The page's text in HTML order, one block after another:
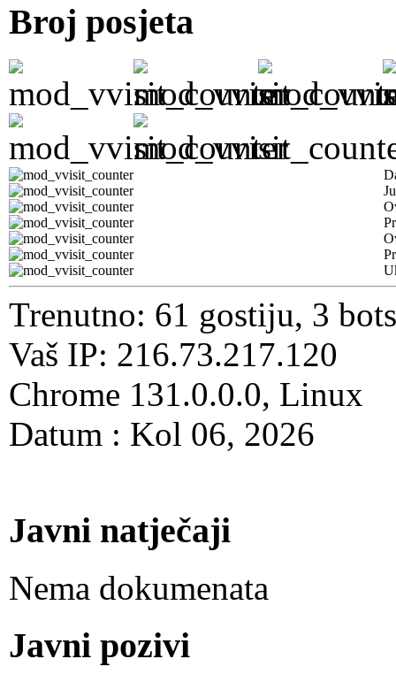
Broj posjeta
Trenutno: 61 gostiju, 3
Vaš IP: 216.73.217.120
Chrome 131.0.0.0, Linux
Datum : Kol 06, 2026
Javni natječaji
Nema dokumenata
Javni pozivi